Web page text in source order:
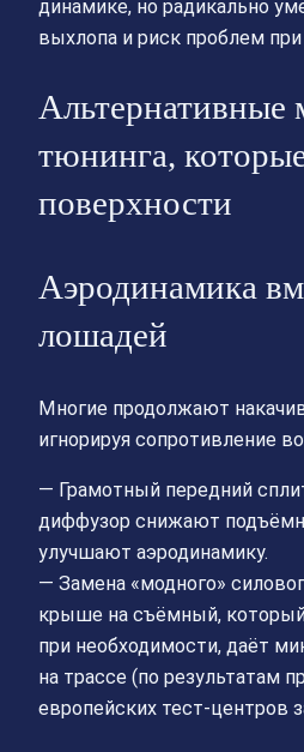
динамике, но радикально
выхлопа и риск проблем при
Альтернативные
тюнинга,
поверхности
Аэродинамика
лошадей
Многие продолжают
игнорируя сопротивление
— Грамотный передний
диффузор снижают
улучшают аэродинамику.
— Замена «модного»
крыше на съёмный,
при необходимости, даёт
на трассе (по результатам
европейских тест-центров